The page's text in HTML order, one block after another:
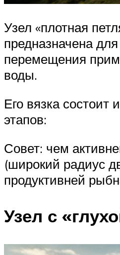
Узел «плотная
предназначена
перемещения
воды.
Его вязка состоит
этапов:
Совет: чем
(широкий радиус
продуктивней
Узел с